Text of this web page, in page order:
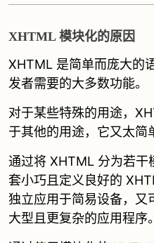
XHTML 模块化的原因
XHTML 是简单而庞大的
发者需要的大多数功能。
对于某些特殊的用途，
于其他的用途，它又太简
通过将 XHTML 分为若干
套小巧且定义良好的
独立应用于简易设备，又
大型且更复杂的应用程序。